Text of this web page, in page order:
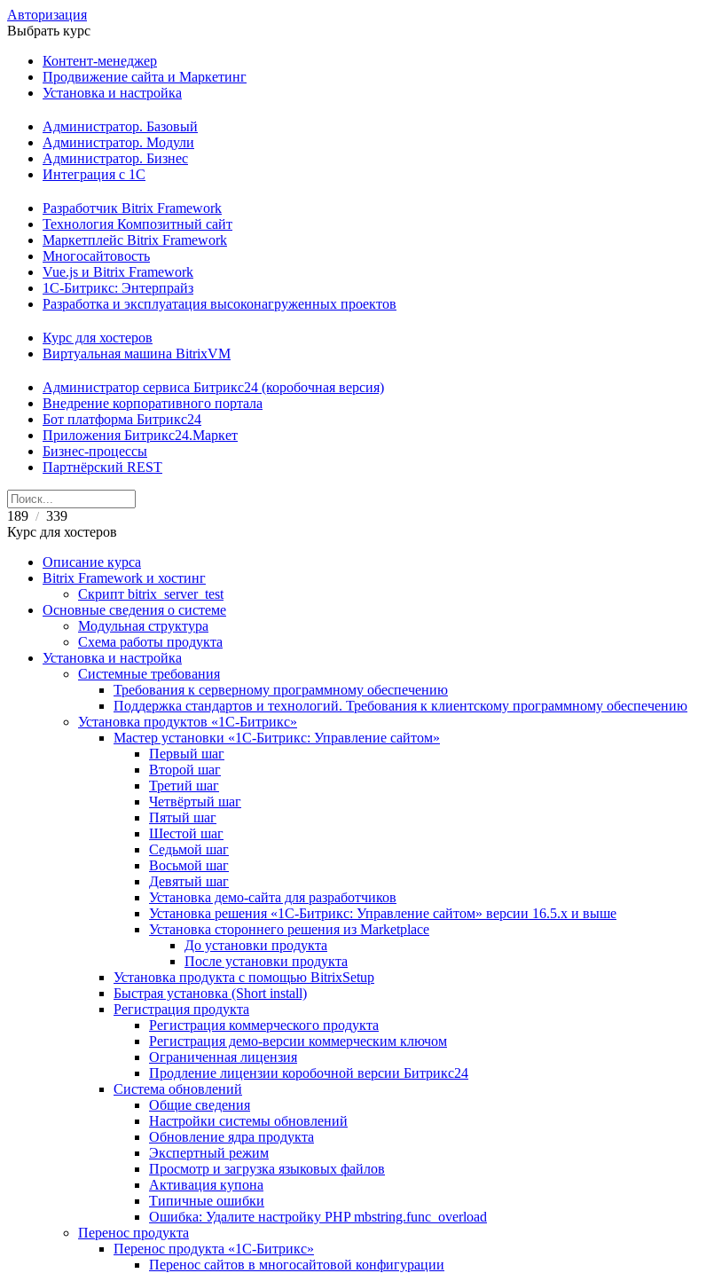
Авторизация
Выбрать курс
Контент-менеджер
Продвижение сайта и Маркетинг
Установка и настройка
Администратор. Базовый
Администратор. Модули
Администратор. Бизнес
Интеграция с 1С
Разработчик Bitrix Framework
Технология Композитный сайт
Маркетплейс Bitrix Framework
Многосайтовость
Vue.js и Bitrix Framework
1С-Битрикс: Энтерпрайз
Разработка и эксплуатация высоконагруженных проектов
Курс для хостеров
Виртуальная машина BitrixVM
Администратор сервиса Битрикс24 (коробочная версия)
Внедрение корпоративного портала
Бот платформа Битрикс24
Приложения Битрикс24.Маркет
Бизнес-процессы
Партнёрский REST
189 / 339
Курс для хостеров
Описание курса
Bitrix Framework и хостинг
Скрипт bitrix_server_test
Основные сведения о системе
Модульная структура
Схема работы продукта
Установка и настройка
Системные требования
Требования к серверному программному обеспечению
Поддержка стандартов и технологий. Требования к клиентскому программному обеспечению
Установка продуктов «1С-Битрикс»
Мастер установки «1C-Битрикс: Управление сайтом»
Первый шаг
Второй шаг
Третий шаг
Четвёртый шаг
Пятый шаг
Шестой шаг
Седьмой шаг
Восьмой шаг
Девятый шаг
Установка демо-сайта для разработчиков
Установка решения «1C-Битрикс: Управление сайтом» версии 16.5.х и выше
Установка стороннего решения из Marketplace
До установки продукта
После установки продукта
Установка продукта с помощью BitrixSetup
Быстрая установка (Short install)
Регистрация продукта
Регистрация коммерческого продукта
Регистрация демо-версии коммерческим ключом
Ограниченная лицензия
Продление лицензии коробочной версии Битрикс24
Система обновлений
Общие сведения
Настройки системы обновлений
Обновление ядра продукта
Экспертный режим
Просмотр и загрузка языковых файлов
Активация купона
Типичные ошибки
Ошибка: Удалите настройку PHP mbstring.func_overload
Перенос продукта
Перенос продукта «1C-Битрикс»
Перенос сайтов в многосайтовой конфигурации